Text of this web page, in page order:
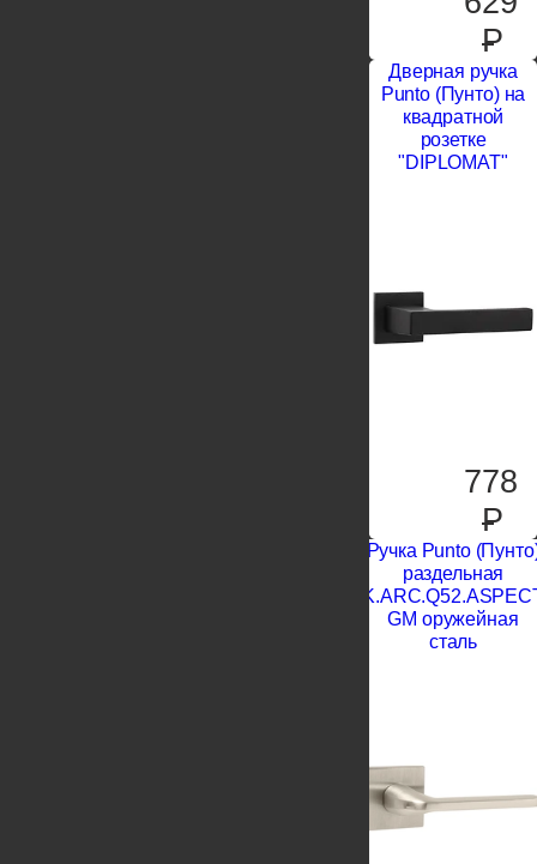
P
Дверная ручка
Punto (Пунто) на
квадратной
розетке
"DIPLOMAT"
778
P
Ручка Punto
раздельная
GM оружейная
сталь